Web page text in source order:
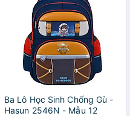
Ba Lô Học Sinh Chống Gù -
Hasun 2546N - Mẫu 12